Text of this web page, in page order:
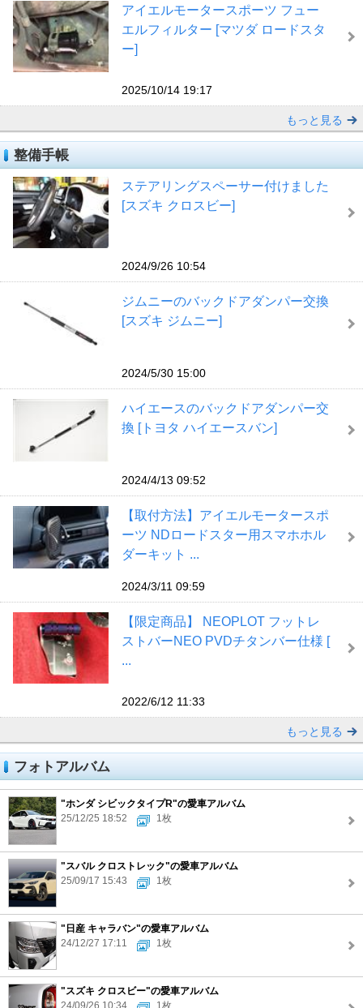
アイエルモータースポーツ フュー
エルフィルター [マツダ ロードスタ
ー]
2025/10/14 19:17
もっと見る
整備手帳
ステアリングスペーサー付けました
[スズキ クロスビー]
2024/9/26 10:54
ジムニーのバックドアダンパー交換
[スズキ ジムニー]
2024/5/30 15:00
ハイエースのバックドアダンパー交
換 [トヨタ ハイエースバン]
2024/4/13 09:52
【取付方法】アイエルモータースポ
ーツ NDロードスター用スマホホル
ダーキット ...
2024/3/11 09:59
【限定商品】 NEOPLOT フットレ
ストバーNEO PVDチタンバー仕様 [
...
2022/6/12 11:33
もっと見る
フォトアルバム
"ホンダ シビックタイプR"の愛車アルバム
25/12/25 18:52
1枚
"スバル クロストレック"の愛車アルバム
25/09/17 15:43
1枚
"日産 キャラバン"の愛車アルバム
24/12/27 17:11
1枚
"スズキ クロスビー"の愛車アルバム